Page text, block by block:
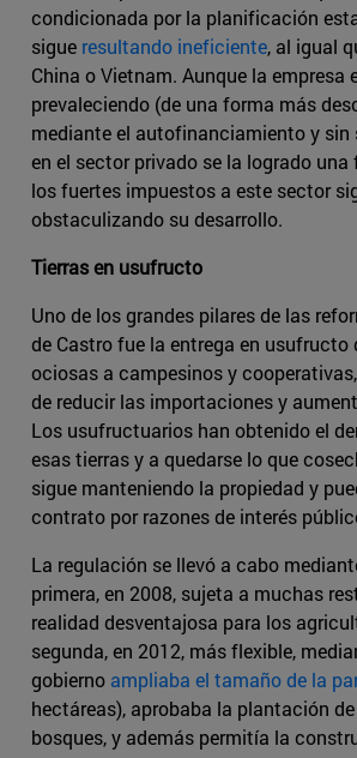
condicionada por la planificación
sigue resultando ineficiente, al igual
China o Vietnam. Aunque la empresa
prevaleciendo (de una forma más
mediante el autofinanciamiento y sin
en el sector privado se la logrado
los fuertes impuestos a este sector
obstaculizando su desarrollo.
Tierras en usufructo
Uno de los grandes pilares de las
de Castro fue la entrega en usufructo
ociosas a campesinos y
de reducir las importaciones y
Los usufructuarios han obtenido el
esas tierras y a quedarse lo que
sigue manteniendo la propiedad y
contrato por razones de interés
La regulación se llevó a cabo
primera, en 2008, sujeta a muchas
realidad desventajosa para los
segunda, en 2012, más flexible,
gobierno ampliaba el tamaño de la
hectáreas), aprobaba la plantación
bosques, y además permitía la